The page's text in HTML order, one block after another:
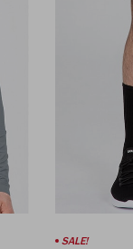
SALE!